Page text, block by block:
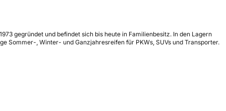
gegründet und befindet sich bis heute in Familienbesitz. In den Lagern
Sommer-, Winter- und Ganzjahresreifen für PKWs, SUVs und Transporter.